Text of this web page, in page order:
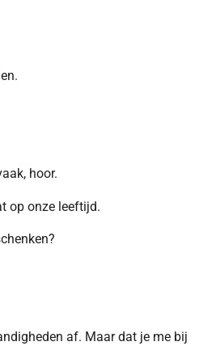
hoor.
op onze leeftijd.
af. Maar dat je me bij